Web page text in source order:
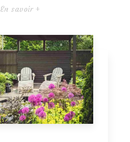
En savoir +